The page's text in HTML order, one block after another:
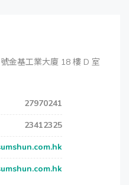
金基工業大廈 18 樓 D 室
27970241
23412325